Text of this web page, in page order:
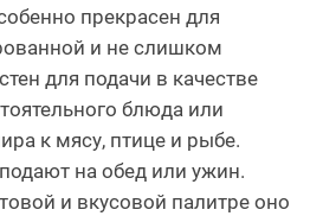
прекрасен для
и не слишком
для подачи в качестве
блюда или
к мясу, птице и рыбе.
на обед или ужин.
и вкусовой палитре оно